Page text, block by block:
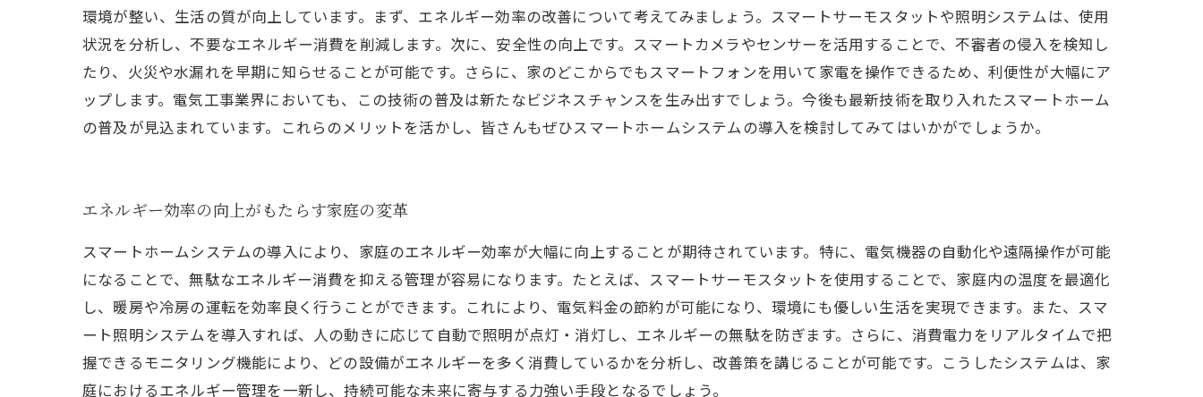
環境が整い、生活の質が向上しています。まず、エネルギー効率の改善について考えてみましょう。スマートサーモスタットや照明システムは、使用
状況を分析し、不要なエネルギー消費を削減します。次に、安全性の向上です。スマートカメラやセンサーを活用することで、不審者の侵入を検知し
たり、火災や水漏れを早期に知らせることが可能です。さらに、家のどこからでもスマートフォンを用いて家電を操作できるため、利便性が大幅にア
ップします。電気工事業界においても、この技術の普及は新たなビジネスチャンスを生み出すでしょう。今後も最新技術を取り入れたスマートホーム
の普及が見込まれています。これらのメリットを活かし、皆さんもぜひスマートホームシステムの導入を検討してみてはいかがでしょうか。
エネルギー効率の向上がもたらす家庭の変革
スマートホームシステムの導入により、家庭のエネルギー効率が大幅に向上することが期待されています。特に、電気機器の自動化や遠隔操作が可能
になることで、無駄なエネルギー消費を抑える管理が容易になります。たとえば、スマートサーモスタットを使用することで、家庭内の温度を最適化
し、暖房や冷房の運転を効率良く行うことができます。これにより、電気料金の節約が可能になり、環境にも優しい生活を実現できます。また、スマ
ート照明システムを導入すれば、人の動きに応じて自動で照明が点灯・消灯し、エネルギーの無駄を防ぎます。さらに、消費電力をリアルタイムで把
握できるモニタリング機能により、どの設備がエネルギーを多く消費しているかを分析し、改善策を講じることが可能です。こうしたシステムは、家
庭におけるエネルギー管理を一新し、持続可能な未来に寄与する力強い手段となるでしょう。